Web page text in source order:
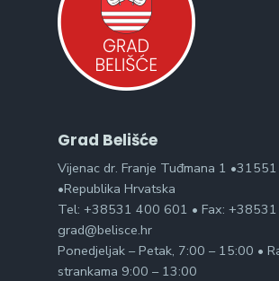
Grad Belišće
Vijenac dr. Franje Tuđmana 1
•Republika Hrvatska
Tel: +38531 400 601 • Fax:
grad@belisce.hr
Ponedjeljak – Petak, 7:00 – 15:00 •
strankama 9:00 – 13:00